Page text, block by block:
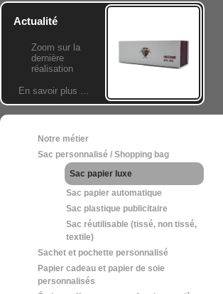
Actualité
Zoom sur la
dernière
réalisation
En savoir plus ...
Notre métier
Sac personnalisé / Shopping bag
Sac papier luxe
Sac papier automatique
Sac plastique publicitaire
Sac réutilisable (tissé, non tissé,
textile)
Sachet et pochette personnalisé
Papier cadeau et papier de soie
personnalisés